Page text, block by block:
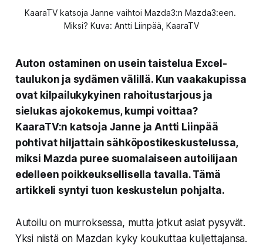
KaaraTV katsoja Janne vaihtoi Mazda3:n Mazda3:een.
Miksi? Kuva: Antti Liinpää, KaaraTV
Auton ostaminen on usein taistelua Excel-
taulukon ja sydämen välillä. Kun vaakakupissa
ovat kilpailukykyinen rahoitustarjous ja
sielukas ajokokemus, kumpi voittaa?
KaaraTV:n katsoja Janne ja Antti Liinpää
pohtivat hiljattain sähköpostikeskustelussa,
miksi Mazda puree suomalaiseen autoilijaan
edelleen poikkeuksellisella tavalla. Tämä
artikkeli syntyi tuon keskustelun pohjalta.
Autoilu on murroksessa, mutta jotkut asiat pysyvät.
Yksi niistä on Mazdan kyky koukuttaa kuljettajansa.